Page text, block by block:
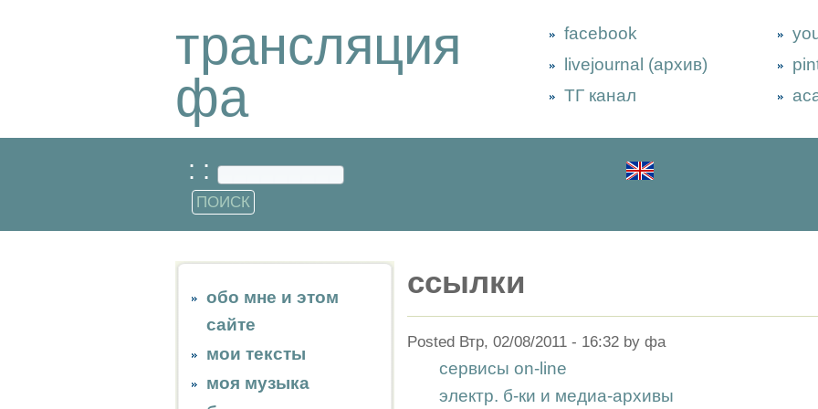
трансляция
фа
facebook
livejournal (архив)
ТГ канал
: :
обо мне и этом
сайте
мои тексты
моя музыка
ссылки
Posted Втр, 02/08/2011 - 16:32 by фа
сервисы on-line
электр. б-ки и медиа-архивы